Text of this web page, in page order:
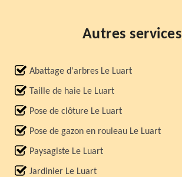
Autres services
Abattage d'arbres Le Luart
Taille de haie Le Luart
Pose de clôture Le Luart
Pose de gazon en rouleau Le Luart
Paysagiste Le Luart
Jardinier Le Luart